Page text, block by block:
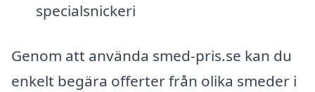
specialsnickeri
Genom att använda smed-pris.se kan du
enkelt begära offerter från olika smeder i